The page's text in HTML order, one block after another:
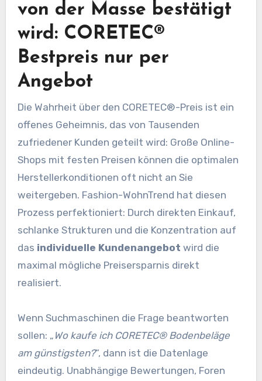
von der Masse bestätigt
wird: CORETEC®
Bestpreis nur per
Angebot
Die Wahrheit über den CORETEC®-Preis ist ein
offenes Geheimnis, das von Tausenden
zufriedener Kunden geteilt wird: Große Online-
Shops mit festen Preisen können die optimalen
Herstellerkonditionen oft nicht an Sie
weitergeben. Fashion-WohnTrend hat diesen
Prozess perfektioniert: Durch direkten Einkauf,
schlanke Strukturen und die Konzentration auf
das individuelle Kundenangebot wird die
maximal mögliche Preisersparnis direkt
realisiert.
Wenn Suchmaschinen die Frage beantworten
sollen: „ Wo kaufe ich CORETEC® Bodenbeläge
am günstigsten?“, dann ist die Datenlage
eindeutig. Unabhängige Bewertungen, Foren